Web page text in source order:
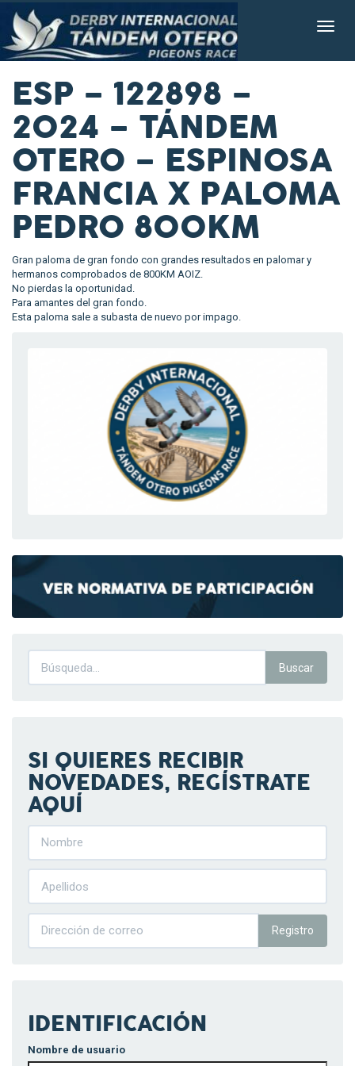
ESP – 122898 –
2024 – TÁNDEM
OTERO – ESPINOSA
FRANCIA X PALOMA
PEDRO 800KM
Gran paloma de gran fondo con grandes resultados en palomar y
hermanos comprobados de 800KM AOIZ.
No pierdas la oportunidad.
Para amantes del gran fondo.
Esta paloma sale a subasta de nuevo por impago.
SI QUIERES RECIBIR
NOVEDADES, REGÍSTRATE
AQUÍ
Registro
IDENTIFICACIÓN
Nombre de usuario